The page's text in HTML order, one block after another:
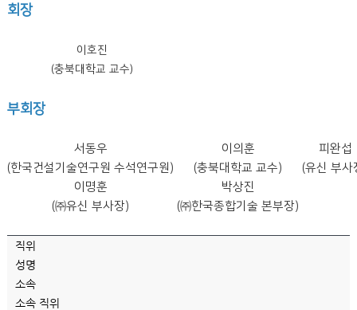
회장
이호진
(충북대학교 교수)
부회장
서동우
(한국건설기술연구원 수석연구원)
이의훈
(충북대학교 교수)
피완섭
(유신 부
이명훈
(㈜유신 부사장)
박상진
(㈜한국종합기술 본부장)
직위
성명
소속
소속 직위